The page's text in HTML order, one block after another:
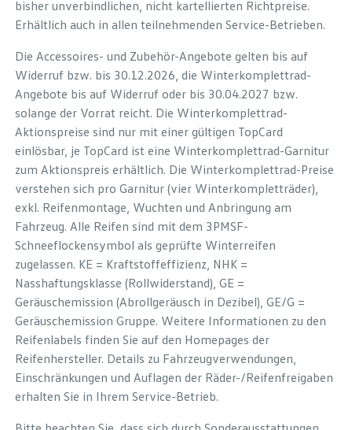
bisher unverbindlichen, nicht kartellierten Richtpreise.
Erhältlich auch in allen teilnehmenden Service-Betrieben.
Die Accessoires- und Zubehör-Angebote gelten bis auf
Widerruf bzw. bis 30.12.2026, die Winterkomplettrad-
Angebote bis auf Widerruf oder bis 30.04.2027 bzw.
solange der Vorrat reicht. Die Winterkomplettrad-
Aktionspreise sind nur mit einer gültigen TopCard
einlösbar, je TopCard ist eine Winterkomplettrad-Garnitur
zum Aktionspreis erhältlich. Die Winterkomplettrad-Preise
verstehen sich pro Garnitur (vier Winterkompletträder),
exkl. Reifenmontage, Wuchten und Anbringung am
Fahrzeug. Alle Reifen sind mit dem 3PMSF-
Schneeflockensymbol als geprüfte Winterreifen
zugelassen. KE = Kraftstoffeffizienz, NHK =
Nasshaftungsklasse (Rollwiderstand), GE =
Geräuschemission (Abrollgeräusch in Dezibel), GE/G =
Geräuschemission Gruppe. Weitere Informationen zu den
Reifenlabels finden Sie auf den Homepages der
Reifenhersteller. Details zu Fahrzeugverwendungen,
Einschränkungen und Auflagen der Räder-/Reifenfreigaben
erhalten Sie in Ihrem Service-Betrieb.